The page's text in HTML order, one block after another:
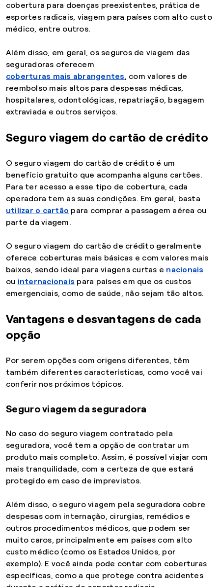
cobertura para doenças preexistentes, prática de
esportes radicais, viagem para países com alto custo
médico, entre outros.
Além disso, em geral, os seguros de viagem das
seguradoras oferecem
coberturas mais abrangentes
, com valores de
reembolso mais altos para despesas médicas,
hospitalares, odontológicas, repatriação, bagagem
extraviada e outros serviços.
Seguro viagem do cartão de crédito
O seguro viagem do cartão de crédito é um
benefício gratuito que acompanha alguns cartões.
Para ter acesso a esse tipo de cobertura, cada
operadora tem as suas condições. Em geral, basta
utilizar o cartão para comprar a passagem aérea ou
parte da viagem.
O seguro viagem do cartão de crédito geralmente
oferece coberturas mais básicas e com valores mais
baixos, sendo ideal para viagens curtas e nacionais
ou internacionais para países em que os custos
emergenciais, como de saúde, não sejam tão altos.
Vantagens e desvantagens de cada
opção
Por serem opções com origens diferentes, têm
também diferentes características, como você vai
conferir nos próximos tópicos.
Seguro viagem da seguradora
No caso do seguro viagem contratado pela
seguradora, você tem a opção de contratar um
produto mais completo. Assim, é possível viajar com
mais tranquilidade, com a certeza de que estará
protegido em caso de imprevistos.
Além disso, o seguro viagem pela seguradora cobre
despesas com internação, cirurgias, remédios e
outros procedimentos médicos, que podem ser
muito caros, principalmente em países com alto
custo médico (como os Estados Unidos, por
exemplo). E você ainda pode contar com coberturas
específicas, como a que protege contra acidentes